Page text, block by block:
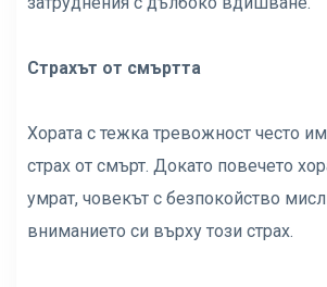
Страхът от смъртта
Хората с тежка тревожност често
страх от смърт. Докато повечето
умрат, човекът с безпокойство
вниманието си върху този страх.